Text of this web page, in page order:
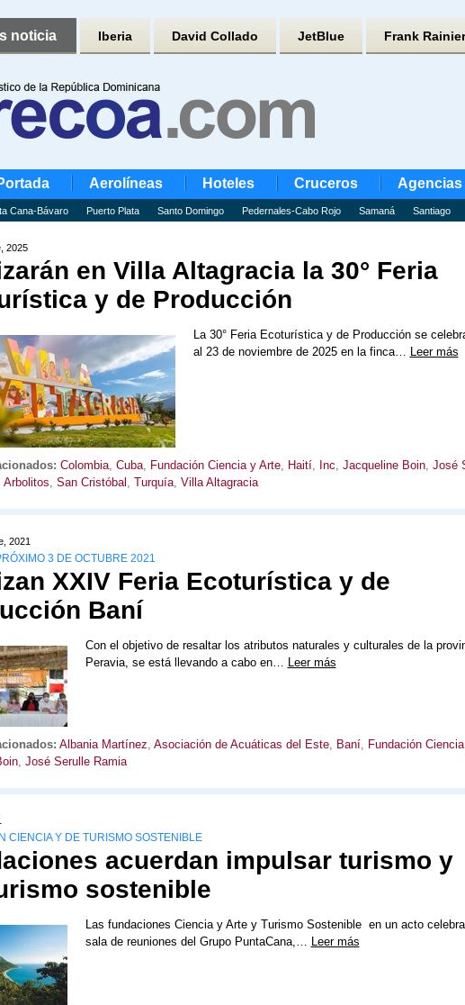
noticia Iberia David Collado JetBlue Frank
Aerolíneas Hoteles Cruceros Agencias
Cana-Bávaro Puerto Plata Santo Domingo Pedernales-Cabo Rojo Samaná Santiago
2025
en Villa Altagracia la 30° Feria
y de Producción
La 30° Feria Ecoturística y de Producción se
al 23 de noviembre de 2025 en la finca… Leer más
Colombia, Cuba, Fundación Ciencia y Arte, Haití, Inc, Jacqueline Boin, José
Arbolitos, San Cristóbal , Turquía, Villa Altagracia
2021
3 DE OCTUBRE 2021
XXIV Feria Ecoturística y de
Baní
Con el objetivo de resaltar los atributos naturales y culturales de la
Peravia, se está llevando a cabo en… Leer más
Albania Martínez, Asociación de Acuáticas del Este, Baní, Fundación
, José Serulle Ramia
CIENCIA Y DE TURISMO SOSTENIBLE
acuerdan impulsar turismo y
sostenible
Las fundaciones Ciencia y Arte y Turismo Sostenible en un acto
sala de reuniones del Grupo PuntaCana,… Leer más